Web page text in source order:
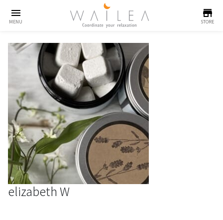
menu
MENU
store
STORE
elizabeth W